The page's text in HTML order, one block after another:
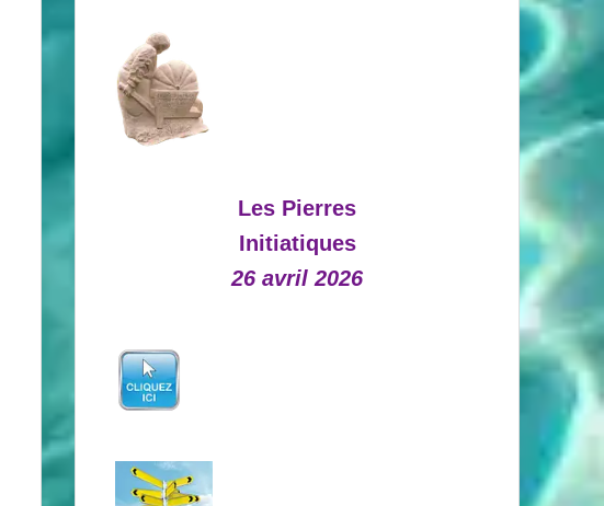
Les Pierres
Initiatiques
26 avril 2026